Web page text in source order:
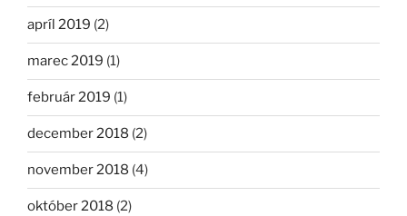
apríl 2019 (2)
marec 2019 (1)
február 2019 (1)
december 2018 (2)
november 2018 (4)
október 2018 (2)